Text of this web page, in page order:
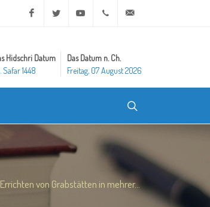
Facebook Twitter Youtube +20 2 25970400
Hidschri Datum
Safar 1448
Das Datum n. Ch.
Freitag, 07 August 2026
Errichten von Grabstätten in mehrer...